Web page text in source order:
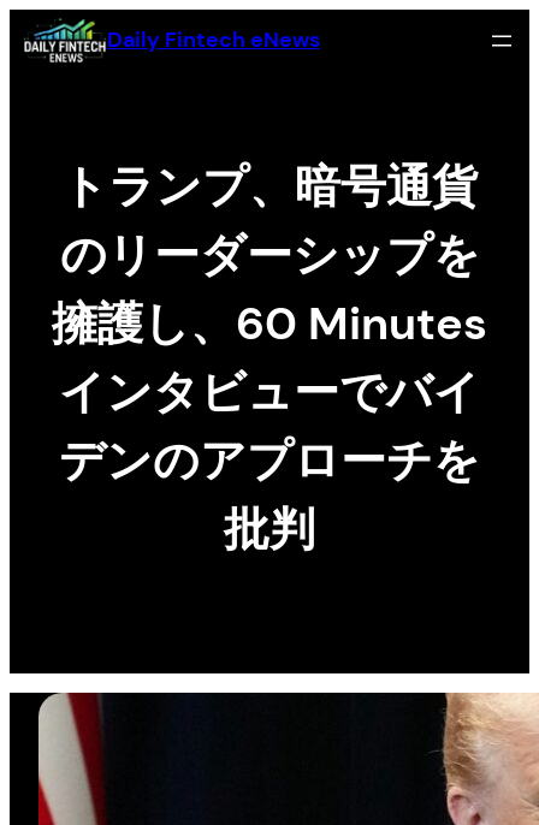
Skip
to
Daily Fintech eNews
トランプ、暗号通貨
のリーダーシップを
擁護し、60 Minutes
インタビューでバイ
デンのアプローチを
批判